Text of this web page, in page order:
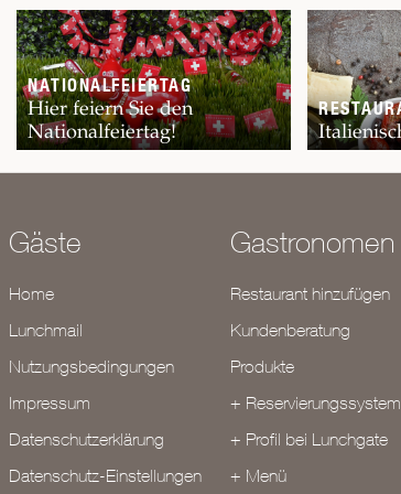
NATIONALFEIERTAG
Hier feiern Sie den
Nationalfeiertag!
Gäste
Home
Lunchmail
Nutzungsbedingungen
Impressum
Datenschutzerklärung
Datenschutz-Einstellungen
Gastronomen
Restaurant hinzufügen
Kundenberatung
Produkte
+ Reservierungssystem
+ Profil bei Lunchgate
+ Menü